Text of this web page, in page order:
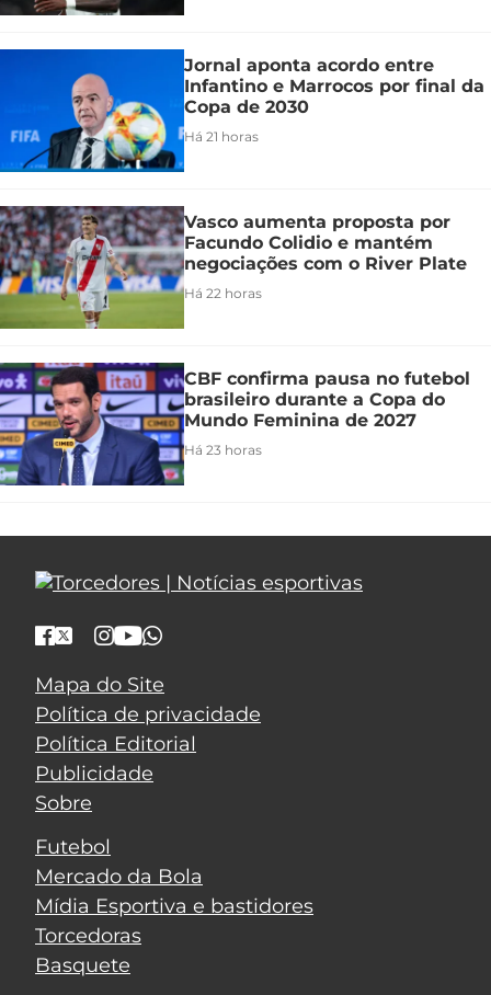
Jornal aponta acordo entre
Infantino e Marrocos por final da
Copa de 2030
Há 21 horas
Vasco aumenta proposta por
Facundo Colidio e mantém
negociações com o River Plate
Há 22 horas
CBF confirma pausa no futebol
brasileiro durante a Copa do
Mundo Feminina de 2027
Há 23 horas
Mapa do Site
Política de privacidade
Política Editorial
Publicidade
Sobre
Futebol
Mercado da Bola
Mídia Esportiva e bastidores
Torcedoras
Basquete